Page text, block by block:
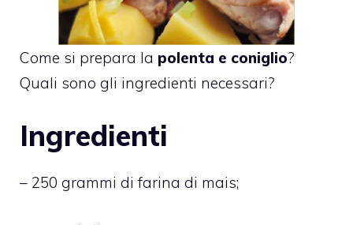
Come si prepara la polenta e coniglio?
Quali sono gli ingredienti necessari?
Ingredienti
– 250 grammi di farina di mais;